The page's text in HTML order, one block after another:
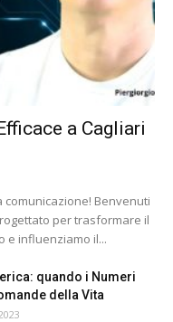
a Cagliari
comunicazione! Benvenuti
per trasformare il
e influenziamo il...
quando i Numeri
della Vita